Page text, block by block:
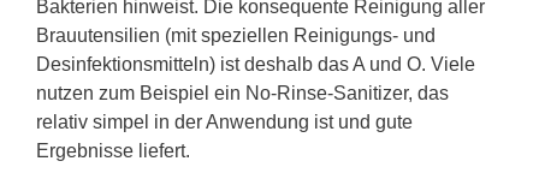
Bakterien hinweist. Die konsequente Reinigung aller
Brauutensilien (mit speziellen Reinigungs- und
Desinfektionsmitteln) ist deshalb das A und O. Viele
nutzen zum Beispiel ein No-Rinse-Sanitizer, das
relativ simpel in der Anwendung ist und gute
Ergebnisse liefert.